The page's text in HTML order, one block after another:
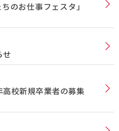
のお仕事フェスタ」
せ
校新規卒業者の募集